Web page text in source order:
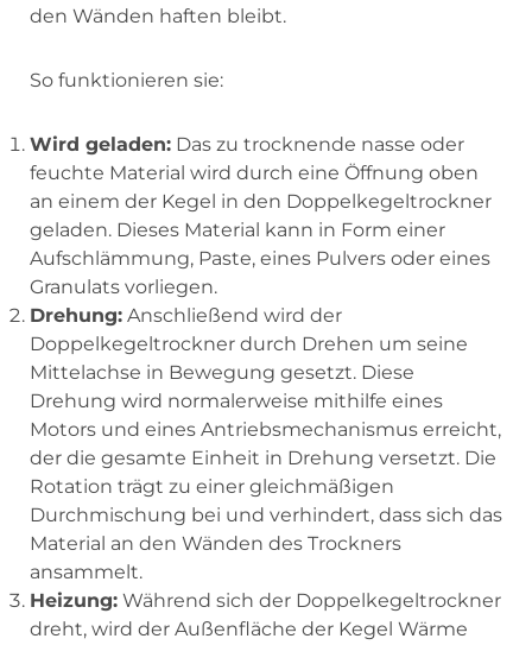
den Wänden haften bleibt.
So funktionieren sie:
Wird geladen: Das zu trocknende nasse oder
feuchte Material wird durch eine Öffnung oben
an einem der Kegel in den Doppelkegeltrockner
geladen. Dieses Material kann in Form einer
Aufschlämmung, Paste, eines Pulvers oder eines
Granulats vorliegen.
Drehung: Anschließend wird der
Doppelkegeltrockner durch Drehen um seine
Mittelachse in Bewegung gesetzt. Diese
Drehung wird normalerweise mithilfe eines
Motors und eines Antriebsmechanismus erreicht,
der die gesamte Einheit in Drehung versetzt. Die
Rotation trägt zu einer gleichmäßigen
Durchmischung bei und verhindert, dass sich das
Material an den Wänden des Trockners
ansammelt.
Heizung: Während sich der Doppelkegeltrockner
dreht, wird der Außenfläche der Kegel Wärme